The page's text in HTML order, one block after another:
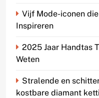
Vijf Mode-iconen
Inspireren
2025 Jaar Handtas
Weten
Stralende en
kostbare diamant